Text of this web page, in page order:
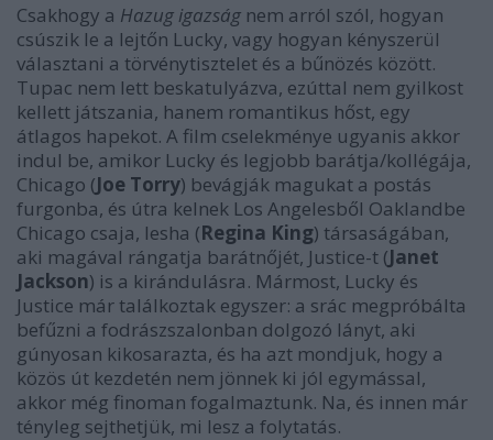
Csakhogy a Hazug igazság nem arról szól, hogyan
csúszik le a lejtőn Lucky, vagy hogyan kényszerül
választani a törvénytisztelet és a bűnözés között.
Tupac nem lett beskatulyázva, ezúttal nem gyilkost
kellett játszania, hanem romantikus hőst, egy
átlagos hapekot. A film cselekménye ugyanis akkor
indul be, amikor Lucky és legjobb barátja/kollégája,
Chicago (Joe Torry) bevágják magukat a postás
furgonba, és útra kelnek Los Angelesből Oaklandbe
Chicago csaja, Iesha (Regina King) társaságában,
aki magával rángatja barátnőjét, Justice-t (Janet
Jackson) is a kirándulásra. Mármost, Lucky és
Justice már találkoztak egyszer: a srác megpróbálta
befűzni a fodrászszalonban dolgozó lányt, aki
gúnyosan kikosarazta, és ha azt mondjuk, hogy a
közös út kezdetén nem jönnek ki jól egymással,
akkor még finoman fogalmaztunk. Na, és innen már
tényleg sejthetjük, mi lesz a folytatás.